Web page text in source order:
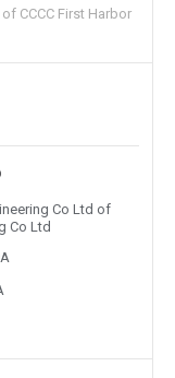
CCCC First Harbor
Co Ltd of
Co Ltd